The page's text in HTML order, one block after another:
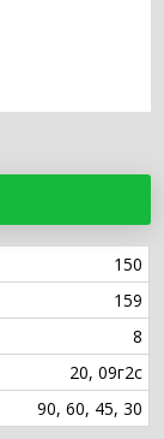
150
159
8
20, 09г2с
90, 60, 45, 30